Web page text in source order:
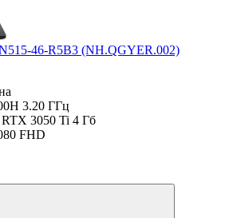
46-R5B3 (NH.QGYER.002)
3.20 ГГц
3050 Ti 4 Гб
FHD